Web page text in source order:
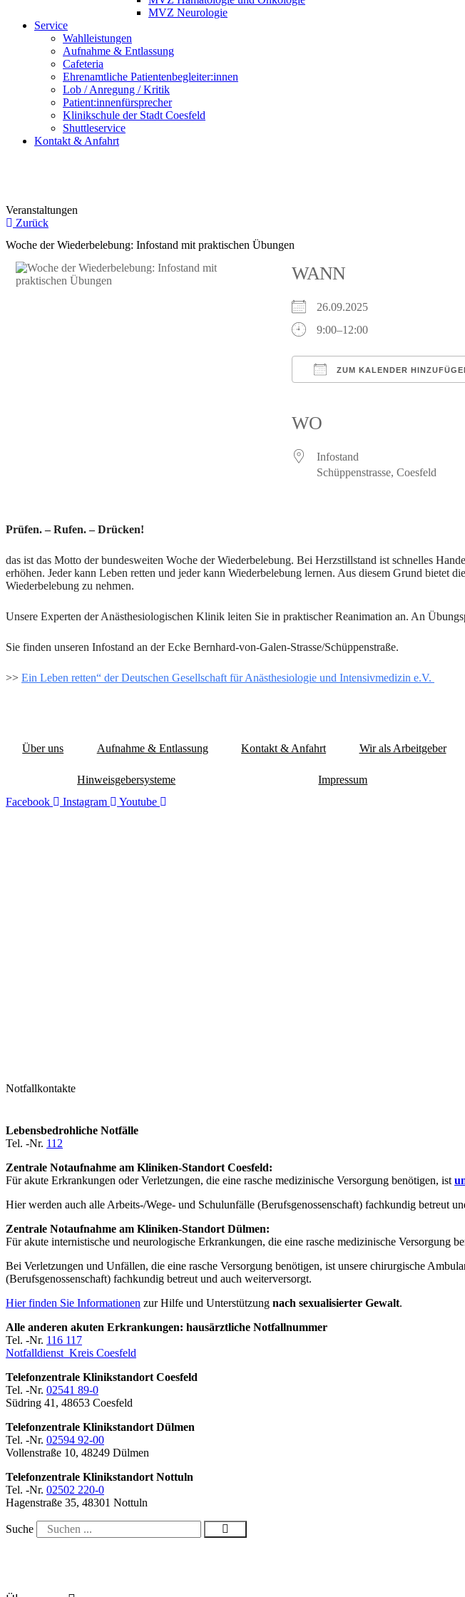
MVZ Neurologie
Service
Wahlleistungen
Aufnahme & Entlassung
Cafeteria
Ehrenamtliche Patientenbegleiter:innen
Lob / Anregung / Kritik
Patient:innenfürsprecher
Klinikschule der Stadt Coesfeld
Shuttleservice
Kontakt & Anfahrt
Veranstaltungen
Zurück
Woche der Wiederbelebung: Infostand mit praktischen Übungen
WANN
26.09.2025
9:00–12:00
ZUM KALENDER
WO
Infostand
Schüppenstrasse, Coesfeld
Prüfen. – Rufen. – Drücken!
das ist das Motto der bundesweiten Woche der Wiederbelebung. Bei Herzstillstand ist schnelles
erhöhen. Jeder kann Leben retten und jeder kann Wiederbelebung lernen. Aus diesem Grund
Wiederbelebung zu nehmen.
Unsere Experten der Anästhesiologischen Klinik leiten Sie in praktischer Reanimation an. An
Sie finden unseren Infostand an der Ecke Bernhard-von-Galen-Strasse/Schüppenstraße.
>> Ein Leben retten“ der Deutschen Gesellschaft für Anästhesiologie und Intensivmedizin e.V.
Über uns Aufnahme & Entlassung Kontakt & Anfahrt Wir als Arbeitgeber
Hinweisgebersysteme Impressum
Facebook
Instagram Youtube
Notfallkontakte
Lebensbedrohliche Notfälle
Tel. -Nr. 112
Zentrale Notaufnahme am Kliniken-Standort Coesfeld:
Für akute Erkrankungen oder Verletzungen, die eine rasche medizinische Versorgung benötigen, ist
Hier werden auch alle Arbeits-/Wege- und Schulunfälle (Berufsgenossenschaft) fachkundig betreut
Zentrale Notaufnahme am Kliniken-Standort Dülmen:
Für akute internistische und neurologische Erkrankungen, die eine rasche medizinische Versorgung
Bei Verletzungen und Unfällen, die eine rasche Versorgung benötigen, ist unsere chirurgische
(Berufsgenossenschaft) fachkundig betreut und auch weiterversorgt.
Hier finden Sie Informationen zur Hilfe und Unterstützung nach sexualisierter Gewalt.
Alle anderen akuten Erkrankungen: hausärztliche Notfallnummer
Tel. -Nr. 116 117
Notfalldienst Kreis Coesfeld
Telefonzentrale Klinikstandort Coesfeld
Tel. -Nr. 02541 89-0
Südring 41, 48653 Coesfeld
Telefonzentrale Klinikstandort Dülmen
Tel. -Nr. 02594 92-00
Vollenstraße 10, 48249 Dülmen
Telefonzentrale Klinikstandort Nottuln
Tel. -Nr. 02502 220-0
Hagenstraße 35, 48301 Nottuln
Suche